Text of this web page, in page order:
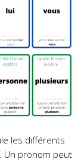
les différents
Un pronom peut